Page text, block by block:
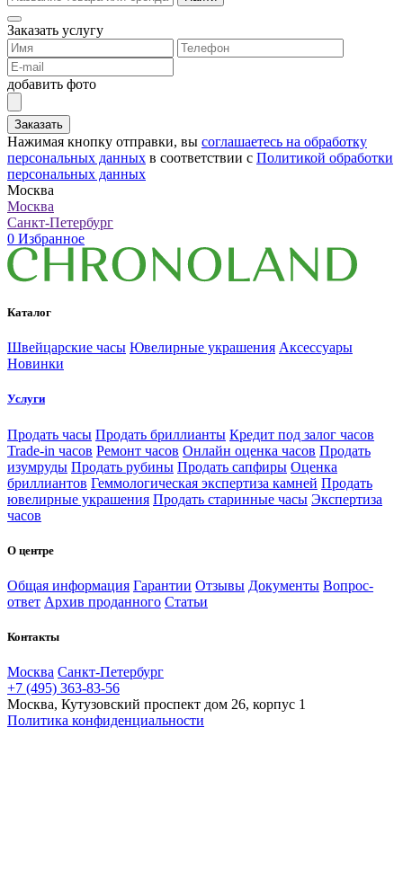
Заказать услугу
добавить фото
Заказать
Нажимая кнопку отправки, вы соглашаетесь на обработку
персональных данных в соответствии с Политикой обработки
персональных данных
Москва
Москва
Санкт-Петербург
0 Избранное
Каталог
Швейцарские часы Ювелирные украшения Аксессуары
Новинки
Услуги
Продать часы Продать бриллианты Кредит под залог часов
Trade-in часов Ремонт часов Онлайн оценка часов Продать
изумруды Продать рубины Продать сапфиры Оценка
бриллиантов Геммологическая экспертиза камней Продать
ювелирные украшения Продать старинные часы Экспертиза
часов
О центре
Общая информация Гарантии Отзывы Документы Вопрос-
ответ Архив проданного Статьи
Контакты
Москва Санкт-Петербург
+7 (495) 363-83-56
Москва, Кутузовский проспект дом 26, корпус 1
Политика конфиденциальности